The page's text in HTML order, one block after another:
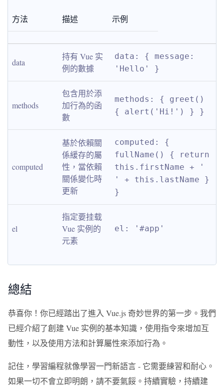
方法 描述 示例
data
持有 Vue 实
例的數據
data: { message:
'Hello' }
methods
包含用於添
加行為的函
數
methods: { greet()
{ alert('Hi!') } }
computed
基於依賴關
係緩存的屬
性，當依賴
關係變化時
更新
computed: {
fullName() { return
this.firstName + '
' + this.lastName }
}
el
指定要挂载
Vue 实例的
元素
el: '#app'
總結
恭喜你！你已經踏出了進入 Vue.js 奇妙世界的第一步。我們
已經介紹了創建 Vue 实例的基本知識，使用指令來增加互
動性，以及使用方法和計算屬性來添加行為。
記住，學習編程就像學習一門新語言 - 它需要練習和耐心。
如果一切不會立即明朗，請不要氣餒。持續實驗，持續建